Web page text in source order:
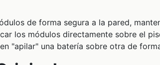
de forma segura a la pared,
los módulos directamente sobre el
"apilar" una batería sobre otra de